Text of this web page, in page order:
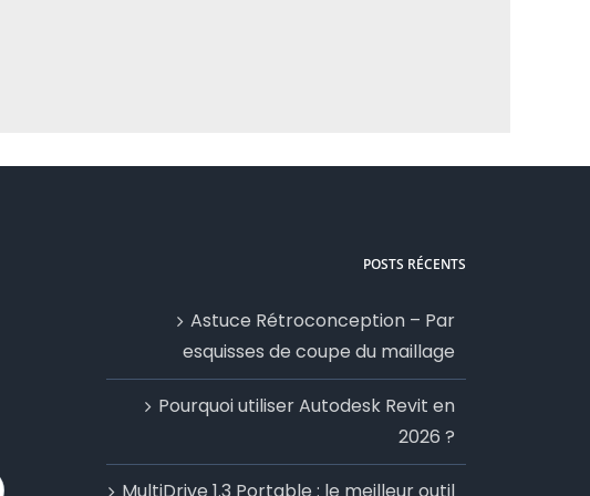
POSTS RÉCENTS
Astuce Rétroconception – Par
esquisses de coupe du maillage
Pourquoi utiliser Autodesk Revit en
2026 ?